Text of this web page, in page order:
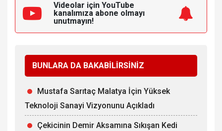
Videolar için YouTube
kanalımıza abone olmayı
unutmayın!
BUNLARA DA BAKABİLİRSİNİZ
Mustafa Sarıtaç Malatya İçin Yüksek
Teknoloji Sanayi Vizyonunu Açıkladı
Çekicinin Demir Aksamına Sıkışan Kedi